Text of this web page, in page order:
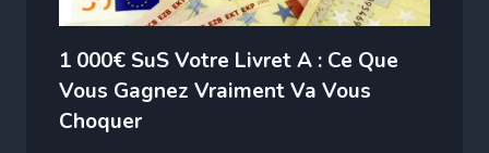
1 000€ SuS Votre Livret A : Ce Que
Vous Gagnez Vraiment Va Vous
Choquer